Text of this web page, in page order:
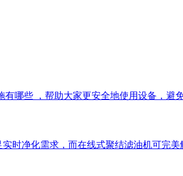
哪些 ，帮助大家更安全地使用设备，避
时净化需求，而在线式聚结滤油机可完